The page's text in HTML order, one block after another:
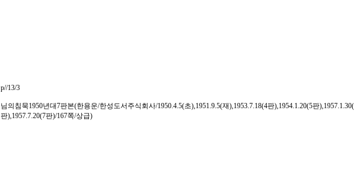
p//13/3
님의침묵1950년대7판본(한용운/한성도서주식회사/1950.4.5(초),1951.9.5(재),1953.7.18(4판),1954.1.20(5판
판),1957.7.20(7판)/167쪽/상급)